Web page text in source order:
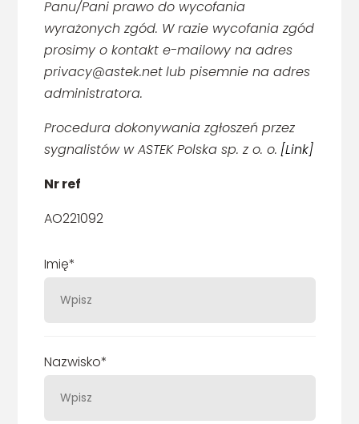
Panu/Pani prawo do wycofania
wyrażonych zgód. W razie wycofania zgód
prosimy o kontakt e-mailowy na adres
privacy@astek.netlub pisemnie na adres
administratora.
Procedura dokonywania zgłoszeń przez
sygnalistów w ASTEK Polska sp. z o. o. [Link]
Nr ref
AO221092
Imię*
Nazwisko*